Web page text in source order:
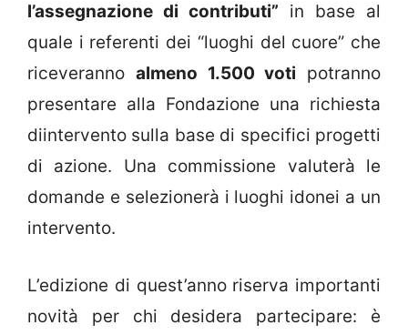
l’assegnazione di contributi” in base al
quale i referenti dei “luoghi del cuore” che
riceveranno almeno 1.500 voti potranno
presentare alla Fondazione una richiesta
diintervento sulla base di specifici progetti
di azione. Una commissione valuterà le
domande e selezionerà i luoghi idonei a un
intervento.
L’edizione di quest’anno riserva importanti
novità per chi desidera partecipare: è